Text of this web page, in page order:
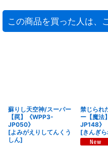
この商品を買った人は、
蘇りし天空神/スーパー
【罠】《WPP3-
JP050》
[よみがえりしてんくう
しん]
禁じられ
ー【魔法
JP148》
[きんぎ